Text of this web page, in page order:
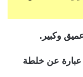
وكبير.
عبارة عن خلطة